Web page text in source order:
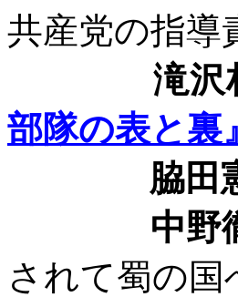
共産党の指導
滝沢
部隊の表と裏』
脇田憲
中野徹
されて蜀の国